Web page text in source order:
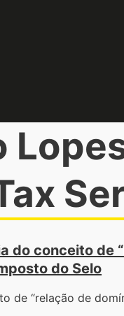
do conceito de
do Selo
de “relação de